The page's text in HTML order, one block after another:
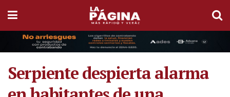
Serpiente despierta alarma